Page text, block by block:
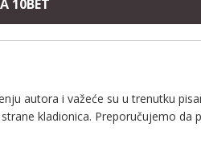
10BET
autora i važeće su u trenutku
kladionica. Preporučujemo da